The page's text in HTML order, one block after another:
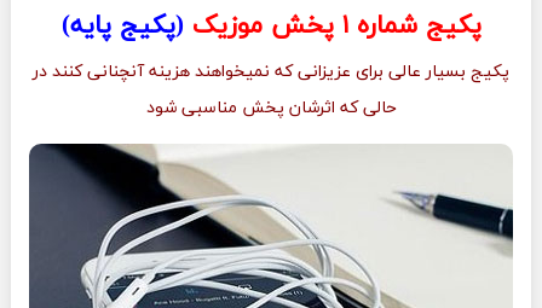
پکیج شماره ۱ پخش موزیک (پکیج پایه)
پکیج بسیار عالی برای عزیزانی که نمیخواهند هزینه آنچنانی کنند در
حالی که اثرشان پخش مناسبی شود